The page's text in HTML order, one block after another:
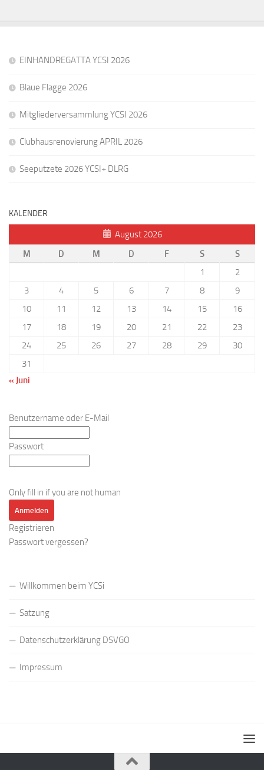
EINHANDREGATTA YCSI 2026
Blaue Flagge 2026
Mitgliederversammlung YCSI 2026
Clubhausrenovierung APRIL 2026
Seeputzete 2026 YCSI+ DLRG
KALENDER
August 2026
M
D M D F S
S
1
2
3
4 5 6 7 8
9
10
11 12 13 14 15
16
17
18 19 20 21 22
23
24
25 26 27 28 29
30
31
« Juni
Benutzername oder E-Mail
Passwort
Only fill in if you are not human
Registrieren
Passwort vergessen?
Willkommen beim YCSi
Satzung
Datenschutzerklärung DSVGO
Impressum